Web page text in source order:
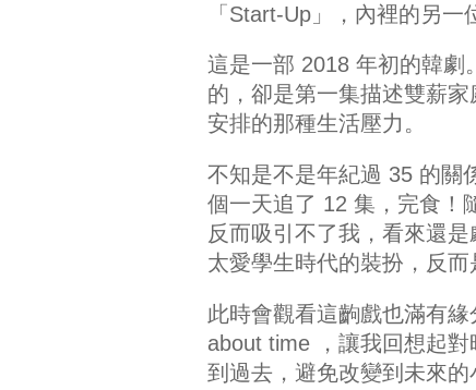
「Start-Up」，內裡的另一
這是一部 2018 年初的韓劇
的，卻是第一集描述雙薪
安排的那種生活壓力。
不知是不是年紀過 35 的關
個一天追了 12 集，完食！
反而吸引不了我，看來還
太愛學生時代的裝扮，反
此時會觀看這齣戲也滿有
about time ，讓我回想起
到過去，避免改變到未來